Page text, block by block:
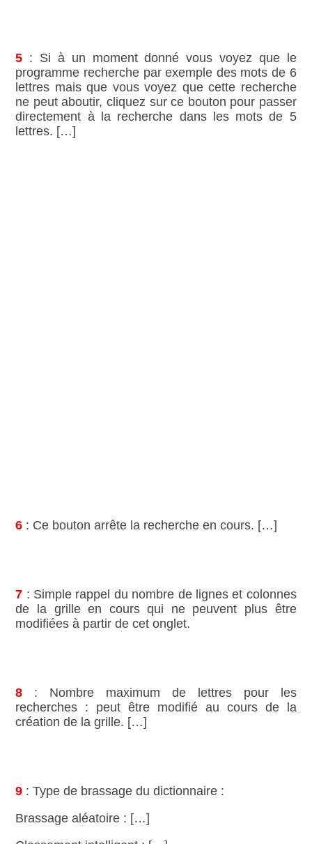
5 : Si à un moment donné vous voyez que le
programme recherche par exemple des mots de 6
lettres mais que vous voyez que cette recherche
ne peut aboutir, cliquez sur ce bouton pour passer
directement à la recherche dans les mots de 5
lettres. […]
6 : Ce bouton arrête la recherche en cours. […]
7 : Simple rappel du nombre de lignes et colonnes
de la grille en cours qui ne peuvent plus être
modifiées à partir de cet onglet.
8 : Nombre maximum de lettres pour les
recherches : peut être modifié au cours de la
création de la grille. […]
9 : Type de brassage du dictionnaire :
Brassage aléatoire : […]